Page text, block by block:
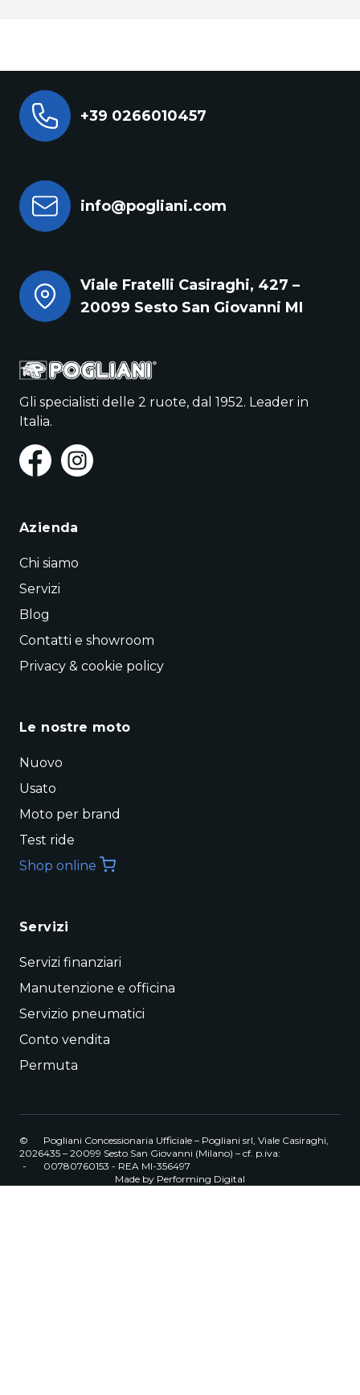
+39 0266010457
info@pogliani.com
Viale Fratelli Casiraghi, 427 –
20099 Sesto San Giovanni MI
Gli specialisti delle 2 ruote, dal 1952. Leader in
Italia.
Azienda
Chi siamo
Servizi
Blog
Contatti e showroom
Privacy & cookie policy
Le nostre moto
Nuovo
Usato
Moto per brand
Test ride
Shop online
Servizi
Servizi finanziari
Manutenzione e officina
Servizio pneumatici
Conto vendita
Permuta
©
2026
-
Pogliani Concessionaria Ufficiale – Pogliani srl, Viale Casiraghi,
435 – 20099 Sesto San Giovanni (Milano) – cf. p.iva:
00780760153 - REA MI-356497
Made by Performing Digital